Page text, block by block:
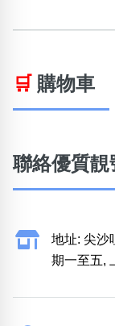
🛒 購物車
聯絡優質靚
地址: 尖沙
期一至五,